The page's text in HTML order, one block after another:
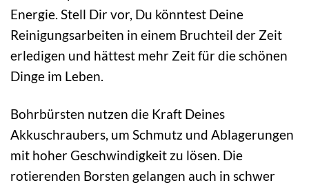
Energie. Stell Dir vor, Du könntest Deine
Reinigungsarbeiten in einem Bruchteil der Zeit
erledigen und hättest mehr Zeit für die schönen
Dinge im Leben.
Bohrbürsten nutzen die Kraft Deines
Akkuschraubers, um Schmutz und Ablagerungen
mit hoher Geschwindigkeit zu lösen. Die
rotierenden Borsten gelangen auch in schwer